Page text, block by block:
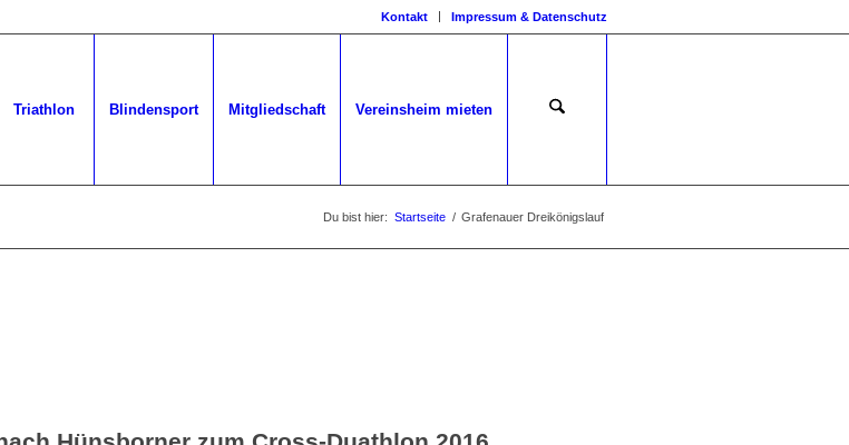
Kontakt Impressum & Datenschutz
Triathlon Blindensport Mitgliedschaft Vereinsheim mieten
Du bist hier: Startseite / Grafenauer Dreikönigslauf